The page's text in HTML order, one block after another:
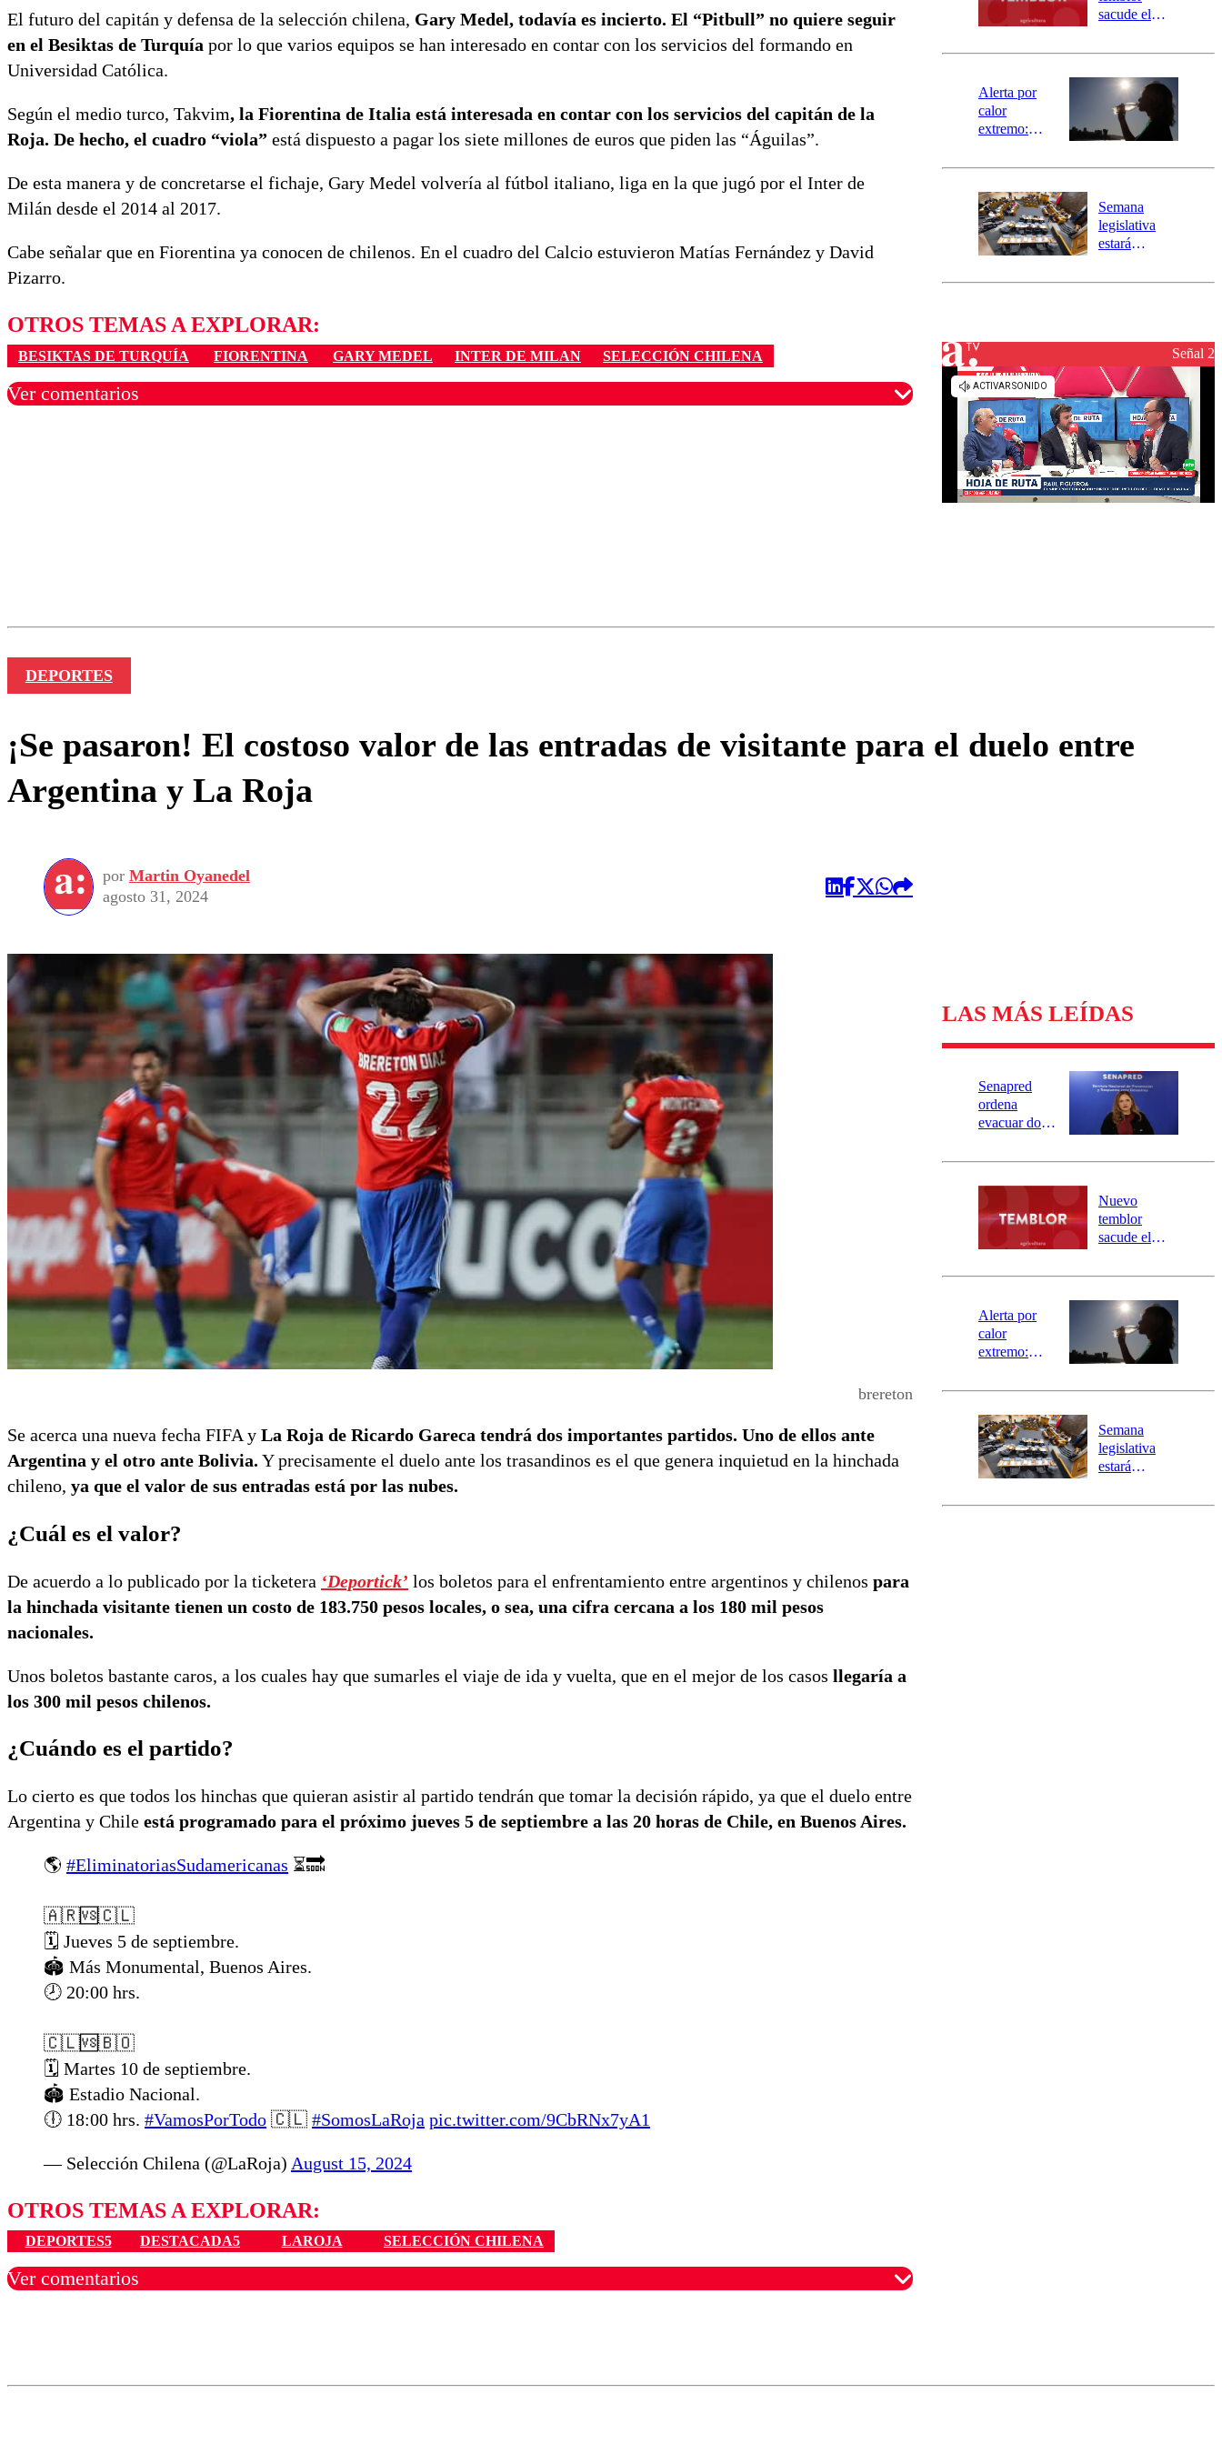
El futuro del capitán y defensa de la selección chilena, Gary Medel, todavía es incierto. El “Pitbull” no quiere seguir
en el Besiktas de Turquía por lo que varios equipos se han interesado en contar con los servicios del formando en
Universidad Católica.
Según el medio turco, Takvim, la Fiorentina de Italia está interesada en contar con los servicios del capitán de la
Roja. De hecho, el cuadro “viola” está dispuesto a pagar los siete millones de euros que piden las “Águilas”.
De esta manera y de concretarse el fichaje, Gary Medel volvería al fútbol italiano, liga en la que jugó por el Inter de
Milán desde el 2014 al 2017.
Cabe señalar que en Fiorentina ya conocen de chilenos. En el cuadro del Calcio estuvieron Matías Fernández y David
Pizarro.
OTROS TEMAS A EXPLORAR:
BESIKTAS DE TURQUÍA FIORENTINA GARY MEDEL INTER DE MILAN SELECCIÓN CHILENA
Ver comentarios
mensajería
SAE
sacude el
revisa la
epicentro
Alerta por
calor
extremo:
activa Alerta
Preventiva en
tres comunas
Semana
legislativa
estará
el fin de la
reconstrucciónSeñal 2
DEPORTES
¡Se pasaron! El costoso valor de las entradas de visitante para el duelo entre
Argentina y La Roja
por Martin Oyanedel
agosto 31, 2024
brereton
Se acerca una nueva fecha FIFA y La Roja de Ricardo Gareca tendrá dos importantes partidos. Uno de ellos ante
Argentina y el otro ante Bolivia. Y precisamente el duelo ante los trasandinos es el que genera inquietud en la hinchada
chileno, ya que el valor de sus entradas está por las nubes.
¿Cuál es el valor?
De acuerdo a lo publicado por la ticketera ‘Deportick’ los boletos para el enfrentamiento entre argentinos y chilenos para
la hinchada visitante tienen un costo de 183.750 pesos locales, o sea, una cifra cercana a los 180 mil pesos
nacionales.
Unos boletos bastante caros, a los cuales hay que sumarles el viaje de ida y vuelta, que en el mejor de los casos llegaría a
los 300 mil pesos chilenos.
¿Cuándo es el partido?
Lo cierto es que todos los hinchas que quieran asistir al partido tendrán que tomar la decisión rápido, ya que el duelo entre
Argentina y Chile está programado para el próximo jueves 5 de septiembre a las 20 horas de Chile, en Buenos Aires.
🌎 #EliminatoriasSudamericanas ⏳🔜
🇦🇷🆚🇨🇱
🗓️ Jueves 5 de septiembre.
🏟️ Más Monumental, Buenos Aires.
🕗 20:00 hrs.
🇨🇱🆚🇧🇴
🗓️ Martes 10 de septiembre.
🏟️ Estadio Nacional.
🕕 18:00 hrs. #VamosPorTodo 🇨🇱 #SomosLaRoja pic.twitter.com/9CbRNx7yA1
— Selección Chilena (@LaRoja) August 15, 2024
OTROS TEMAS A EXPLORAR:
DEPORTES5 DESTACADA5 LAROJA SELECCIÓN CHILENA
Ver comentarios
LAS MÁS LEÍDAS
Senapred
ordena
evacuar dos
Carahue por
río Damas:
activa
mensajería
SAE
Nuevo
temblor
sacude el
revisa la
epicentro
Alerta por
calor
extremo:
activa Alerta
Preventiva en
tres comunas
Semana
legislativa
estará
el fin de la